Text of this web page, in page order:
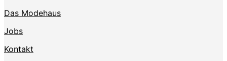
Das Modehaus
Jobs
Kontakt